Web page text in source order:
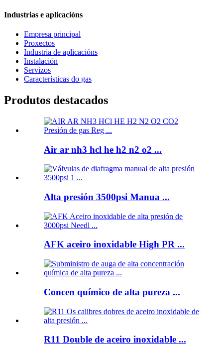
Industrias e aplicacións
Empresa principal
Proxectos
Industria de aplicacións
Instalación
Servizos
Características do gas
Produtos destacados
Air ar nh3 hcl he h2 n2 o2 ...
Alta presión 3500psi Manua ...
AFK aceiro inoxidable High PR ...
Concen químico de alta pureza ...
R11 Double de aceiro inoxidable ...